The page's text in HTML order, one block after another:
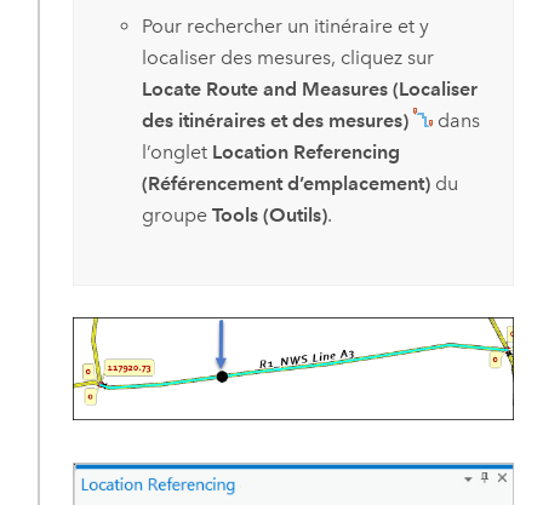
Pour rechercher un itinéraire et y
localiser des mesures, cliquez sur
Locate Route and Measures (Localiser
des itinéraires et des mesures)
dans
l’onglet Location Referencing
(Référencement d’emplacement)du
groupe Tools (Outils).